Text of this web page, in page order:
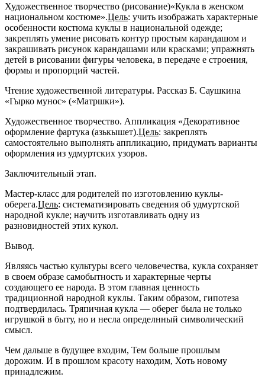
Художественное творчество (рисование)«Кукла в женском
национальном костюме».Цель: учить изображать характерные
особенности костюма куклы в национальной одежде;
закреплять умение рисовать контур простым карандашом и
закрашивать рисунок карандашами или красками; упражнять
детей в рисовании фигуры человека, в передаче е строения,
формы и пропорций частей.
Чтение художественной литературы. Рассказ Б. Саушкина
«Гырко мунос» («Матршки»).
Художественное творчество. Аппликация «Декоративное
оформление фартука (азькышет).Цель: закреплять
самостоятельно выполнять аппликацию, придумать варианты
оформления из удмуртских узоров.
Заключительный этап.
Мастер-класс для родителей по изготовлению куклы-
оберега.Цель: систематизировать сведения об удмуртской
народной кукле; научить изготавливать одну из
разновидностей этих кукол.
Вывод.
Являясь частью культуры всего человечества, кукла сохраняет
в своем образе самобытность и характерные черты
создающего ее народа. В этом главная ценность
традиционной народной куклы. Таким образом, гипотеза
подтвердилась. Тряпичная кукла — оберег была не только
игрушкой в быту, но и несла определнный символический
смысл.
Чем дальше в будущее входим, Тем больше прошлым
дорожим. И в прошлом красоту находим, Хоть новому
принадлежим.